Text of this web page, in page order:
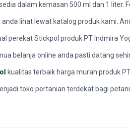
dalam kemasan 500 ml dan 1 liter.
lihat lewat katalog produk kami.
perekat Stickpol produk PT Indmira
belanja online anda pasti datang
kualitas terbaik harga murah produk
toko pertanian terdekat bagi